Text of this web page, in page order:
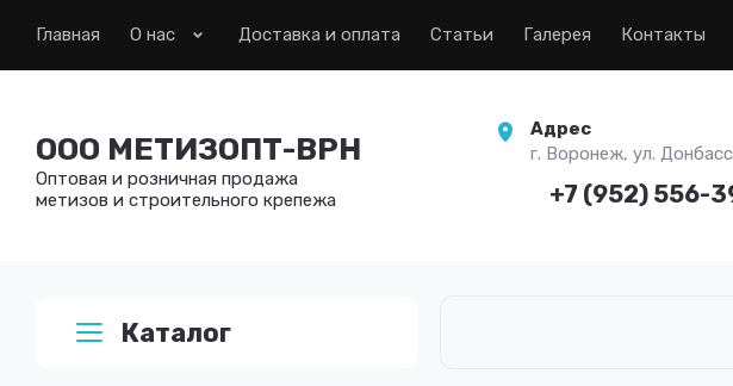
Главная О нас Доставка и оплата Статьи Галерея Контакты
ООО МЕТИЗОПТ-ВРН
Оптовая и розничная продажа
метизов и строительного крепежа
Адрес
г. Воронеж, ул.
+7 (952) 556-
Каталог